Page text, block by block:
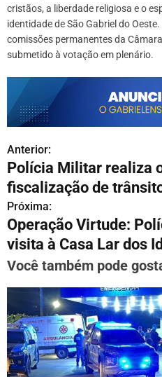
cristãos, a liberdade religiosa e o
identidade de São Gabriel do
comissões permanentes da
submetido à votação em plenário.
N
a
v
e
g
a
ç
ã
o
Anterior:
Polícia Militar realiza
fiscalização de
Próxima:
Operação Virtude:
visita à Casa Lar dos
Você também pode